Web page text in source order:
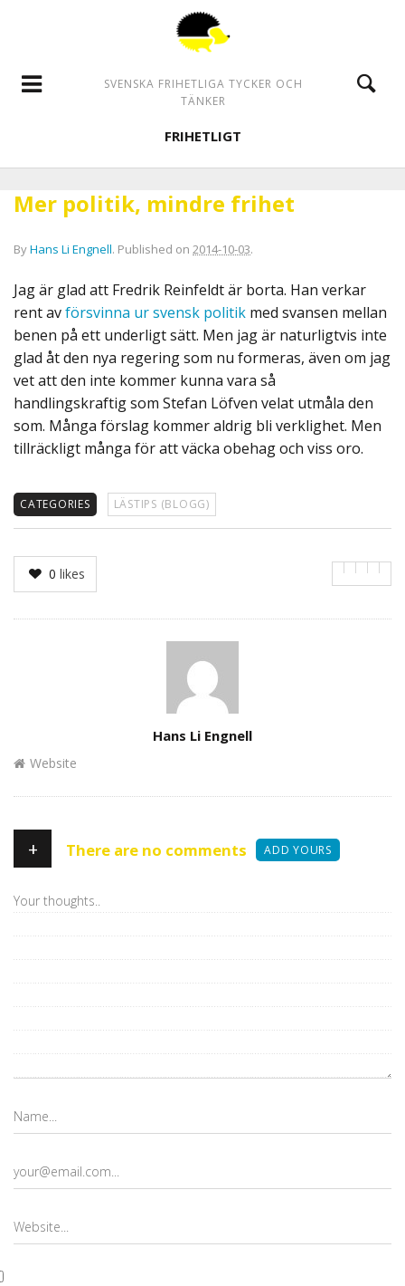
SVENSKA FRIHETLIGA TYCKER OCH
TÄNKER
FRIHETLIGT
Mer politik, mindre frihet
ByHans Li Engnell. Published on 2014-10-03.
Jag är glad att Fredrik Reinfeldt är borta. Han verkar
rent avförsvinna ur svensk politik med svansen mellan
benen på ett underligt sätt. Men jag är naturligtvis inte
glad åt den nya regering som nu formeras, även om jag
vet att den inte kommer kunna vara så
handlingskraftig som Stefan Löfven velat utmåla den
som. Många förslag kommer aldrig bli verklighet. Men
tillräckligt många för att väcka obehag och viss oro.
CATEGORIES LÄSTIPS (BLOGG)
0 likes
Hans Li Engnell
Website
+ There are no comments ADD YOURS